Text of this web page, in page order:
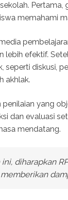
Pertama,
memahami
lebih efektif.
seperti diskusi,
akhlak.
yang
dan evaluasi
mendatang.
diharapkan